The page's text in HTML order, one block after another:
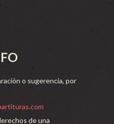
o sugerencia, por
de una